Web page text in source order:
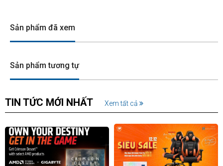
Sản phẩm đã xem
Sản phẩm tương tự
TIN TỨC MỚI NHẤT Xem tất cả